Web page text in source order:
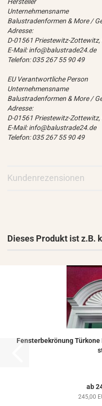
Unternehmensname
Balustradenformen & More /
Adresse:
D-01561 Priestewitz-
E-Mail: info@balustrade24.de
Telefon: 035 267 55 90 49
EU Verantwortliche Person
Unternehmensname
Balustradenformen & More /
Adresse:
D-01561 Priestewitz-
E-Mail: info@balustrade24.de
Telefon: 035 267 55 90 49
Kundenrezensionen
Dieses Produkt ist z.B.
Fens­ter­be­krö­nung
ab
245,00